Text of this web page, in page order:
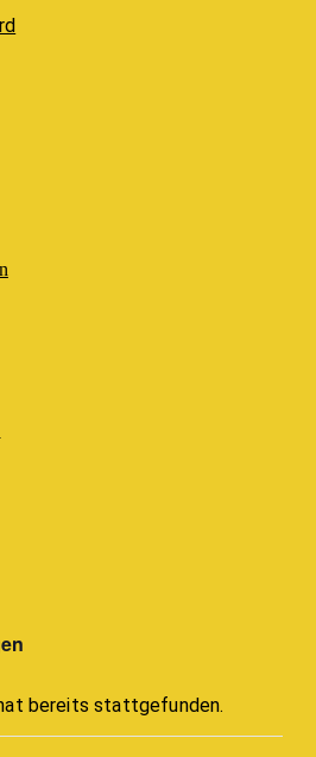
bereits stattgefunden.